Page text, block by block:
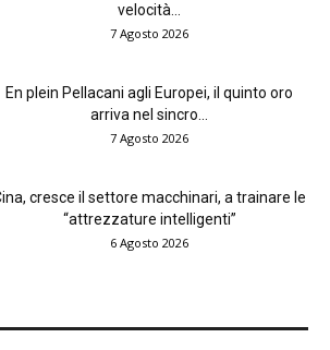
velocità...
7 Agosto 2026
En plein Pellacani agli Europei, il quinto oro
arriva nel sincro...
7 Agosto 2026
cresce il settore macchinari, a trainare le
“attrezzature intelligenti”
6 Agosto 2026